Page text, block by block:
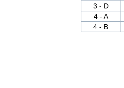
3 - D
4 - A
4 - B